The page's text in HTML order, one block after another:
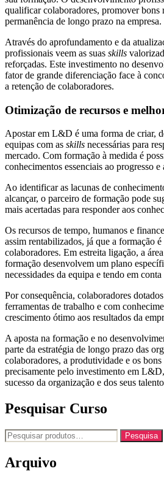
qualificar colaboradores, promover bons
permanência de longo prazo na empresa.
Através do aprofundamento e da
profissionais veem as suas skills
reforçadas. Este investimento no
fator de grande diferenciação face à
a retenção de colaboradores.
Otimização de recursos e
Apostar em L&D é uma forma de criar,
equipas com as skills necessárias para
mercado. Com formação à medida é
conhecimentos essenciais ao progresso e
Ao identificar as lacunas de
alcançar, o parceiro de formação pode
mais acertadas para responder aos
Os recursos de tempo, humanos e
assim rentabilizados, já que a formação
colaboradores. Em estreita ligação, a
formação desenvolvem um plano
necessidades da equipa e tendo em conta
Por consequência, colaboradores
ferramentas de trabalho e com
crescimento ótimo aos resultados da
A aposta na formação e no
parte da estratégia de longo prazo das
colaboradores, a produtividade e os
precisamente pelo investimento em
sucesso da organização e dos seus
Pesquisar Curso
Pesquisar
por:
Pesquisa
Arquivo